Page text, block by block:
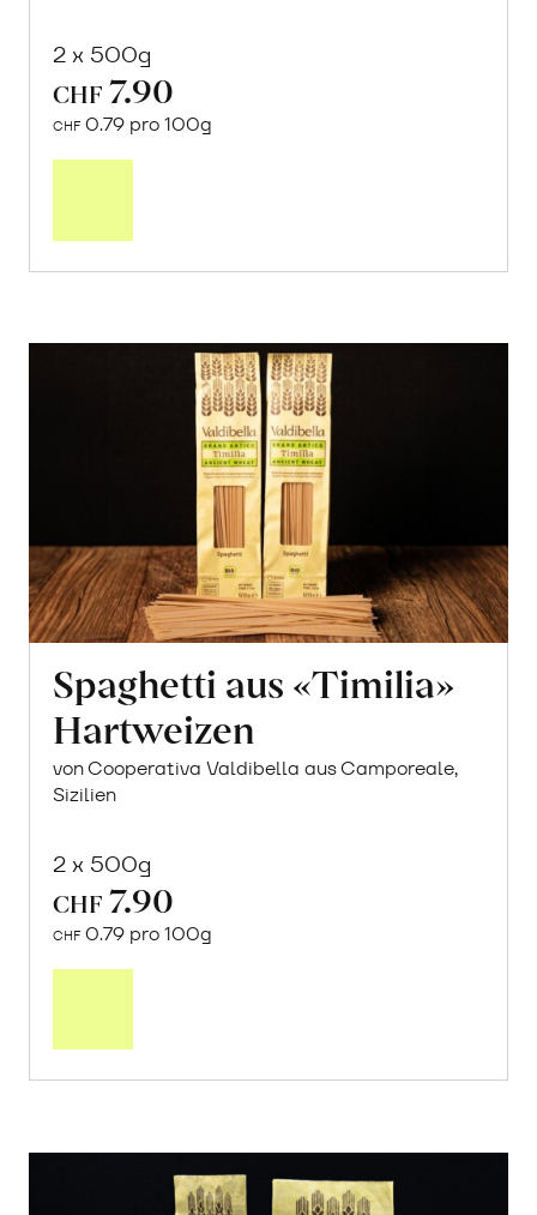
2 x 500g
CHF 7.90
CHF 0.79 pro 100g
Spaghetti aus «Timilia»
Hartweizen
von Cooperativa Valdibella aus Camporeale,
Sizilien
2 x 500g
CHF 7.90
CHF 0.79 pro 100g